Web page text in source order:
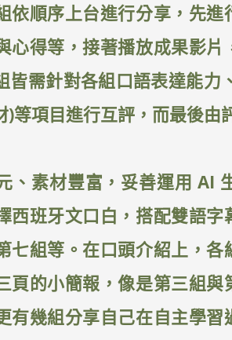
依順序上台進行分享，先
心得等，接著播放成果影
皆需針對各組口語表達能力
)等項目進行互評，而最後由
、素材豐富，妥善運用 AI
西班牙文口白，搭配雙語
七組等。在口頭介紹上，
頁的小簡報，像是第三組
有幾組分享自己在自主學